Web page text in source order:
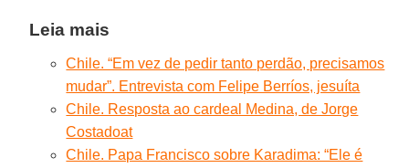
Leia mais
Chile. “Em vez de pedir tanto perdão, precisamos
mudar”. Entrevista com Felipe Berríos, jesuíta
Chile. Resposta ao cardeal Medina, de Jorge
Costadoat
Chile. Papa Francisco sobre Karadima: “Ele é